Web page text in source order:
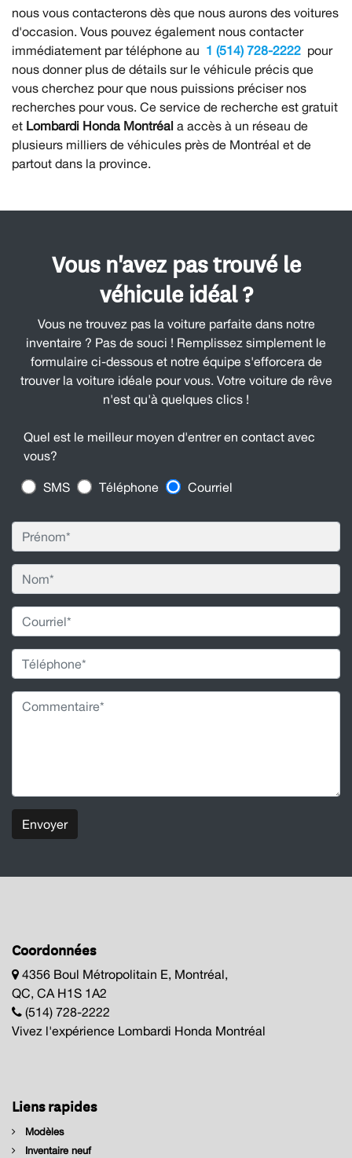
nous vous contacterons dès que nous aurons des voitures
d'occasion. Vous pouvez également nous contacter
immédiatement par téléphone au 1 (514) 728-2222 pour
nous donner plus de détails sur le véhicule précis que
vous cherchez pour que nous puissions préciser nos
recherches pour vous. Ce service de recherche est gratuit
et Lombardi Honda Montréal a accès à un réseau de
plusieurs milliers de véhicules près de Montréal et de
partout dans la province.
Vous n'avez pas trouvé le
véhicule idéal ?
Vous ne trouvez pas la voiture parfaite dans notre
inventaire ? Pas de souci ! Remplissez simplement le
formulaire ci-dessous et notre équipe s'efforcera de
trouver la voiture idéale pour vous. Votre voiture de rêve
n'est qu'à quelques clics !
Quel est le meilleur moyen d'entrer en contact avec
vous?
SMS Téléphone Courriel
Envoyer
Coordonnées
4356 Boul Métropolitain E, Montréal,
QC, CA H1S 1A2
(514) 728-2222
Vivez l'expérience Lombardi Honda Montréal
Liens rapides
Modèles
Inventaire neuf